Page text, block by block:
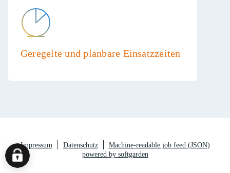
​Geregelte und planbare Einsatzzeiten
Impressum Datenschutz
Machine-readable job feed (JSON)
powered by softgarden